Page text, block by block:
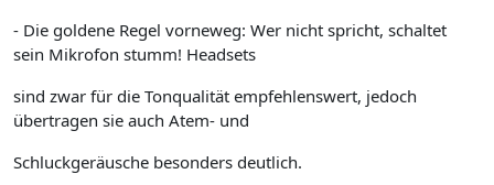
- Die goldene Regel vorneweg: Wer nicht spricht, schaltet
sein Mikrofon stumm! Headsets
sind zwar für die Tonqualität empfehlenswert, jedoch
übertragen sie auch Atem- und
Schluckgeräusche besonders deutlich.